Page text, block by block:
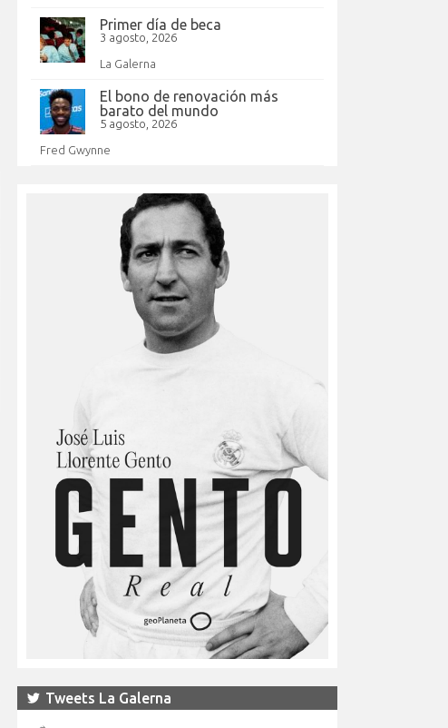
Primer día de beca
3 agosto, 2026
La Galerna
El bono de renovación más
barato del mundo
5 agosto, 2026
Fred Gwynne
Tweets La Galerna